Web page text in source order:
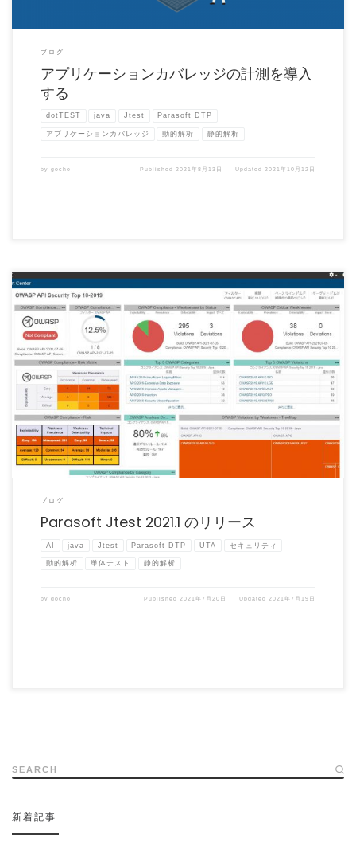
ブログ
アプリケーションカバレッジの計測を導入
する
dotTEST java Jtest Parasoft DTP
アプリケーションカバレッジ 動的解析 静的解析
by gocho Published 2021年8月13日 Updated 2021年10月12日
Parasoft Jtest 2021.1 がリリースされました。 Parasoft Jtest 2 […]
ブログ
Parasoft Jtest 2021.1 のリリース
AI java Jtest Parasoft DTP UTA セキュリティ
動的解析 単体テスト 静的解析
by gocho Published 2021年7月20日 Updated 2021年7月19日
SEARCH
新着記事